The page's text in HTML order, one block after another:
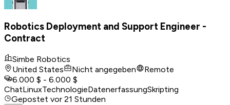
Robotics Deployment and Support Engineer -
Contract
Simbe Robotics
United States
Nicht angegeben
Remote
6.000 $ - 6.000 $
ChatLinuxTechnologieDatenerfassungSkripting
Gepostet vor 21 Stunden